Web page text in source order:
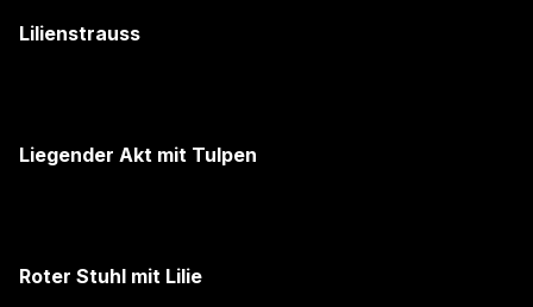
Lilienstrauss
Liegender Akt mit Tulpen
Roter Stuhl mit Lilie